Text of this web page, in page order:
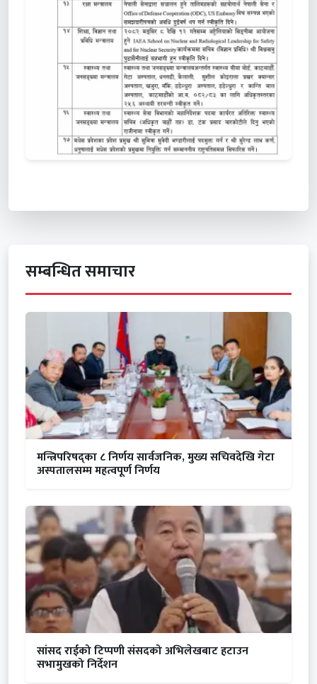
सम्बन्धित समाचार
मन्त्रिपरिषद्का ८ निर्णय सार्वजनिक, मुख्य सचिवदेखि गेटा
अस्पतालसम्म महत्वपूर्ण निर्णय
सांसद राईको टिप्पणी संसदको अभिलेखबाट हटाउन
सभामुखको निर्देशन